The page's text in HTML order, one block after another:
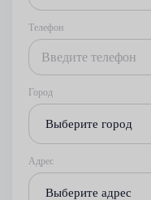
Телефон
Город
Выберите город
Адрес
Выберите адрес